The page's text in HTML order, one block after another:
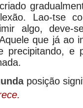
Lao-tse
algo, deve-
que já ao
precipitando, e
posição